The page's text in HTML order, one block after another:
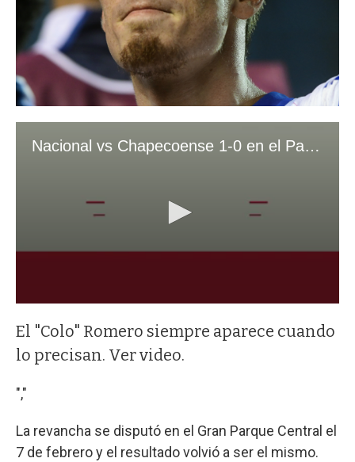
El "Colo" Romero siempre aparece cuando
lo precisan. Ver video.
","
La revancha se disputó en el Gran Parque Central el
7 de febrero y el resultado volvió a ser el mismo.